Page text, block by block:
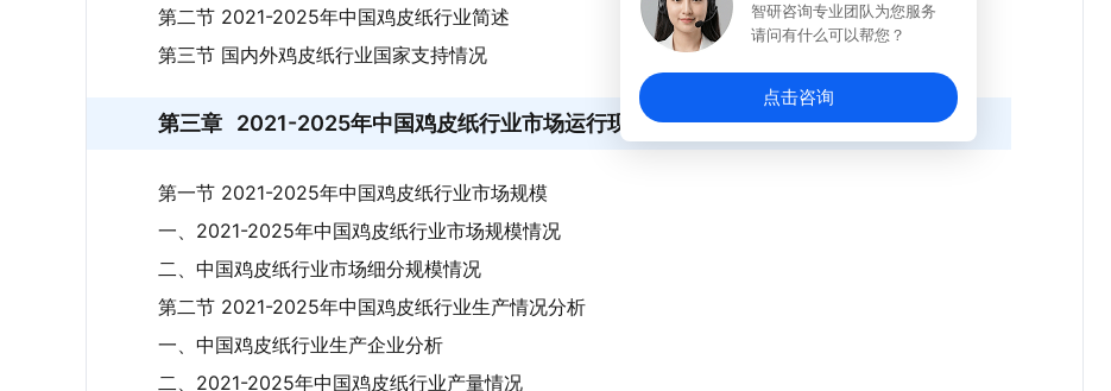
第二节 2021-2025年中国鸡皮纸行业简述
第三节 国内外鸡皮纸行业国家支持情况
第三章 2021-2025年中国鸡皮纸行业市场运行现状分析
第一节 2021-2025年中国鸡皮纸行业市场规模
一、2021-2025年中国鸡皮纸行业市场规模情况
二、中国鸡皮纸行业市场细分规模情况
第二节 2021-2025年中国鸡皮纸行业生产情况分析
一、中国鸡皮纸行业生产企业分析
二、2021-2025年中国鸡皮纸行业产量情况
智研咨询专业团队为您服务
请问有什么可以帮您？
点击咨询